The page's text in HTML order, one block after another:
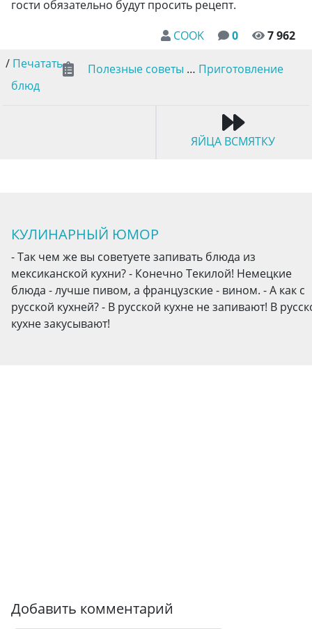
гости обязательно будут просить рецепт.
COOK
0
7 962
/ Печатать Полезные советы … Приготовление
блюд
ЯЙЦА ВСМЯТКУ
КУЛИНАРНЫЙ ЮМОР
- Так чем же вы советуете запивать блюда из
мексиканской кухни? - Конечно Текилой! Немецкие
блюда - лучше пивом, а французские - вином. - А как с
русской кухней? - В русской кухне не запивают! В
кухне закусывают!
Добавить комментарий